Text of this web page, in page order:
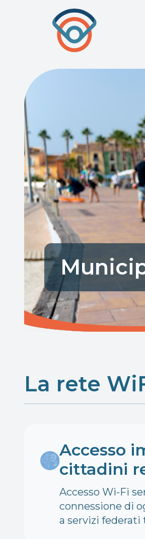
La rete
Accesso
cittadini
Accesso Wi-Fi
connessione di
a servizi